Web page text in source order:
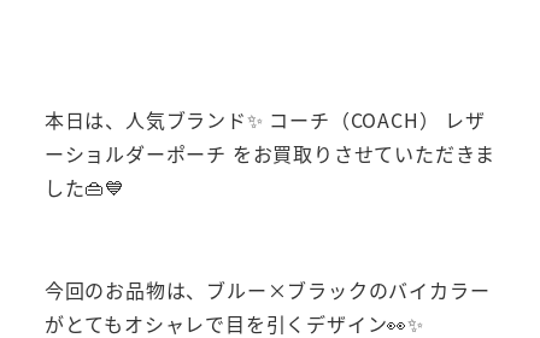
本日は、人気ブランド✨ コーチ（COACH） レザ
ーショルダーポーチ をお買取りさせていただきま
した👜💙
今回のお品物は、ブルー×ブラックのバイカラー
がとてもオシャレで目を引くデザイン👀✨